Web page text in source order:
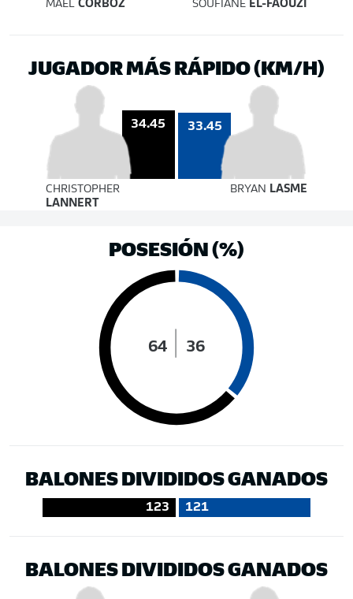
MAEL CORBOZ SOUFIANE EL-FAOUZI
JUGADOR MÁS RÁPIDO (KM/H)
34.45 33.45
CHRISTOPHER
LANNERT
BRYAN LASME
POSESIÓN (%)
64 36
BALONES DIVIDIDOS GANADOS
123 121
BALONES DIVIDIDOS GANADOS